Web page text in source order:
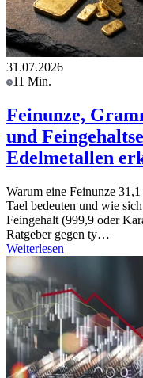
31.07.2026
11 Min.
Feinunze,
und
Edelmetallen
Warum eine Feinunze
Tael bedeuten und wie
Feingehalt (999,9 oder
Ratgeber gegen ty…
Weiterlesen